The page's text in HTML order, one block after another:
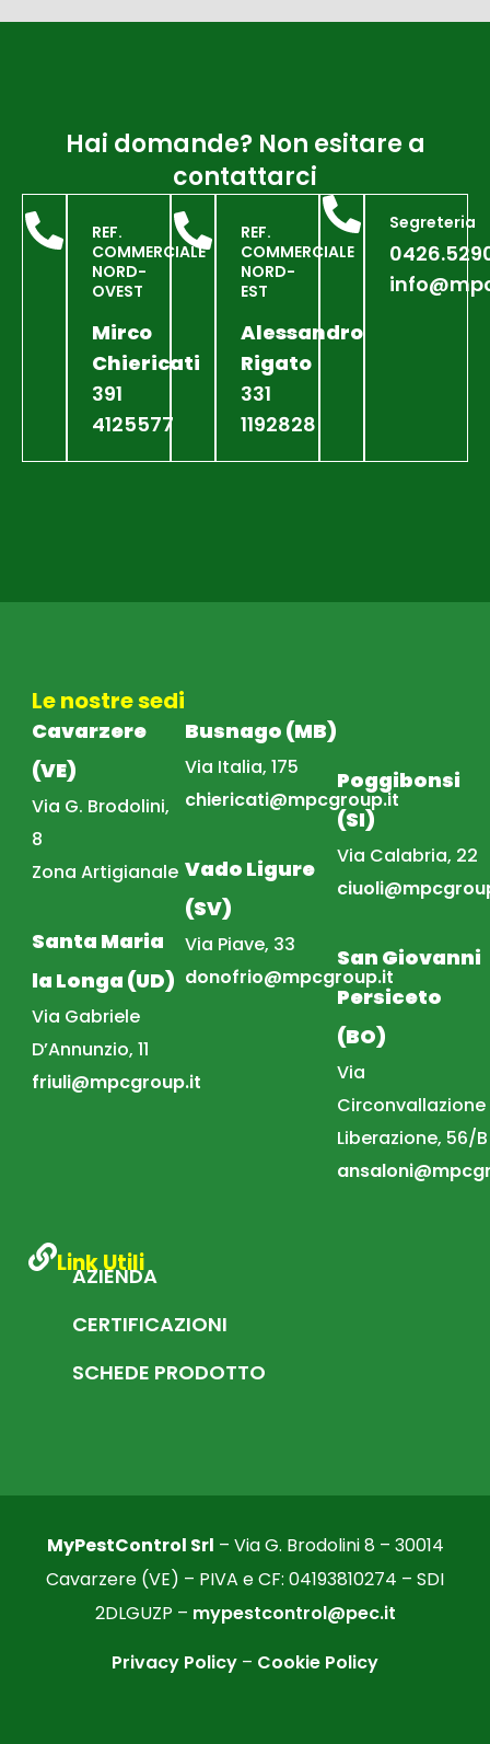
Hai domande? Non esitare a
contattarci
REF.
COMMERCIALE
NORD-
OVEST
Mirco
Chiericati
391
4125577
REF.
COMMERCIALE
NORD-
EST
Alessandro
Rigato
331
1192828
Segreteria
Le nostre sedi
Cavarzere
(VE)
Via G. Brodolini,
8
Zona Artigianale
Santa Maria
la Longa (UD)
Via Gabriele
D’Annunzio, 11
friuli@mpcgroup.it
Busnago (MB)
Via Italia, 175
chiericati@mpcgroup.it
Vado Ligure
(SV)
Via Piave, 33
donofrio@mpcgroup.it
Poggibonsi
(SI)
Via Calabria, 22
San Giovanni
Persiceto
(BO)
Via
Circonvallazione
Liberazione, 56/B
Link Utili
AZIENDA
CERTIFICAZIONI
SCHEDE PRODOTTO
MyPestControl Srl – Via G. Brodolini 8 – 30014
Cavarzere (VE) – PIVA e CF: 04193810274 – SDI
2DLGUZP – mypestcontrol@pec.it
Privacy Policy – Cookie Policy